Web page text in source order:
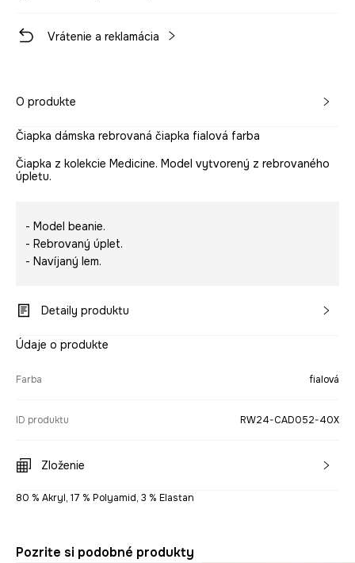
Vrátenie a reklamácia
O produkte
Čiapka dámska rebrovaná čiapka fialová farba
Čiapka z kolekcie Medicine. Model vytvorený z rebrovaného
úpletu.
- Model beanie.
- Rebrovaný úplet.
- Navíjaný lem.
Detaily produktu
Údaje o produkte
Farba fialová
ID produktu RW24-CAD052-40X
Zloženie
80 % Akryl, 17 % Polyamid, 3 % Elastan
Pozrite si podobné produkty